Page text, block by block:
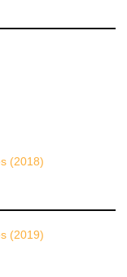
(2018)
(2019)